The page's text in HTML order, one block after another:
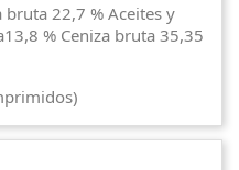
22,7 % Aceites y
% Ceniza bruta 35,35